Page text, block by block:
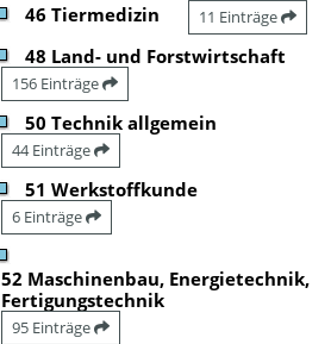
46 Tiermedizin 11 Einträge
48 Land- und Forstwirtschaft
156 Einträge
50 Technik allgemein
44 Einträge
51 Werkstoffkunde
6 Einträge
52 Maschinenbau, Energietechnik,
Fertigungstechnik
95 Einträge